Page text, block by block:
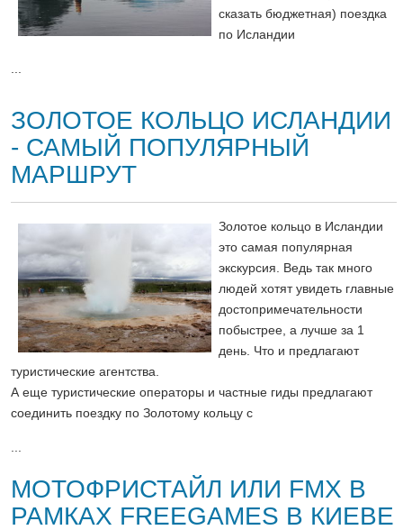
сказать бюджетная) поездка
по Исландии
ЗОЛОТОЕ КОЛЬЦО ИСЛАНДИИ
- САМЫЙ ПОПУЛЯРНЫЙ
МАРШРУТ
Золотое кольцо в Исландии
это самая популярная
экскурсия. Ведь так много
людей хотят увидеть главные
достопримечательности
побыстрее, а лучше за 1
день. Что и предлагают
туристические агентства.
А еще туристические операторы и частные гиды предлагают
соединить поездку по Золотому кольцу с
МОТОФРИСТАЙЛ ИЛИ FMX В
РАМКАХ FREEGAMES В КИЕВЕ